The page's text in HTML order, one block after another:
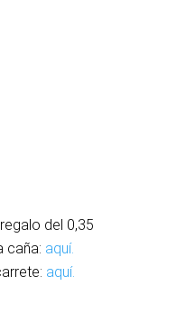
del 0,35
caña: aquí.
aquí.